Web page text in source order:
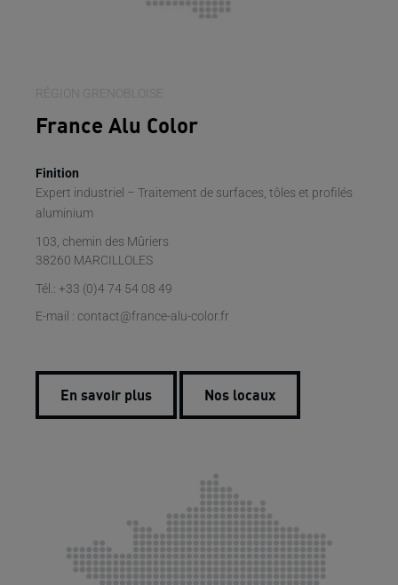
RÉGION GRENOBLOISE
France Alu Color
Finition
Expert industriel – Traitement de surfaces, tôles et profilés
aluminium
103, chemin des Mûriers
38260 MARCILLOLES
Tél.: +33 (0)4 74 54 08 49
E-mail : contact@france-alu-color.fr
En savoir plus Nos locaux